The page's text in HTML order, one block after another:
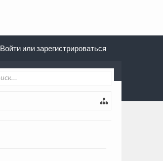
Войти или зарегистрироваться